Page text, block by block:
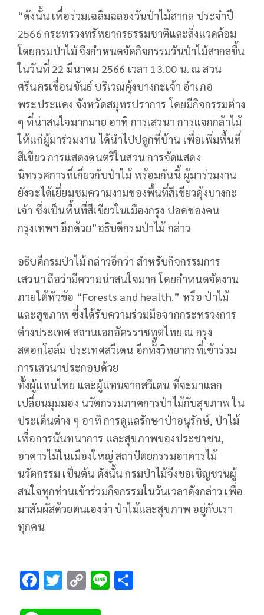
“ดังนั้น เพื่อร่วมเฉลิมฉลองวันป่าไม้สากล ประจำปี
2566 กระทรวงทรัพยากรธรรมชาติและสิ่งแวดล้อม
โดยกรมป่าไม้ จึงกำหนดจัดกิจกรรมวันป่าไม้สากลขึ้น
ในวันที่ 22 มีนาคม 2566 เวลา 13.00 น. ณ สวน
ศรีนครเขื่อนขันธ์ บริเวณคุ้งบางกะเจ้า อำเภอ
พระประแดง จังหวัดสมุทรปราการ โดยมีกิจกรรมต่าง
ๆ ที่น่าสนใจมากมาย อาทิ การเสวนา การแจกกล้าไม้
ให้แก่ผู้มาร่วมงาน ได้นำไปปลูกที่บ้าน เพื่อเพิ่มพื้นที่
สีเขียว การแสดงดนตรีในสวน การจัดแสดง
นิทรรศการที่เกี่ยวกับป่าไม้ พร้อมกันนี้ ผู้มาร่วมงาน
ยังจะได้เยี่ยมชมความงามของพื้นที่สีเขียวคุ้งบางกะ
เจ้า ซึ่งเป็นพื้นที่สีเขียวในเมืองกรุง ปอดของคน
กรุงเทพฯ อีกด้วย”อธิบดีกรมป่าไม้ กล่าว
อธิบดีกรมป่าไม้ กล่าวอีกว่า สำหรับกิจกรรมการ
เสวนา ถือว่ามีความน่าสนใจมาก โดยกำหนดจัดงาน
ภายใต้หัวข้อ “Forests and health.” หรือ ป่าไม้
และสุขภาพ ซึ่งได้รับความร่วมมือจากกระทรวงการ
ต่างประเทศ สถานเอกอัครราชทูตไทย ณ กรุง
สตอกโฮล์ม ประเทศสวีเดน อีกทั้งวิทยากรที่เข้าร่วม
การเสวนาประกอบด้วย
ทั้งผู้แทนไทย และผู้แทนจากสวีเดน ที่จะมาแลก
เปลี่ยนมุมมอง นวัตกรรมภาคการป่าไม้กับสุขภาพ ใน
ประเด็นต่าง ๆ อาทิ การดูแลรักษาป่าอนุรักษ์, ป่าไม้
เพื่อการนันทนาการ และสุขภาพของประชาชน,
อาคารไม้ในเมืองใหญ่ สถาปัตยกรรมอาคารไม้
นวัตกรรม เป็นต้น ดังนั้น กรมป่าไม้จึงขอเชิญชวนผู้
สนใจทุกท่านเข้าร่วมกิจกรรมในวันเวลาดังกล่าว เพื่อ
มาสัมผัสด้วยตนเองว่า ป่าไม้และสุขภาพ อยู่กับเรา
ทุกคน
F T C Li